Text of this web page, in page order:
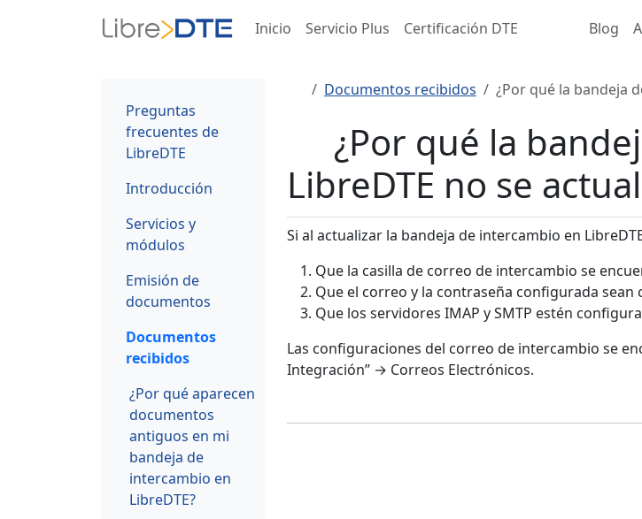
Inicio Servicio Plus Certificación DTE Blog
Preguntas
frecuentes de
LibreDTE
Introducción
Servicios y
módulos
Emisión de
documentos
Documentos
recibidos
¿Por qué aparecen
documentos
antiguos en mi
bandeja de
intercambio en
LibreDTE?
Documentos recibidos ¿Por qué la bandeja
¿Por qué la
LibreDTE no se
Si al actualizar la bandeja de intercambio en
Que la casilla de correo de intercambio se
Que el correo y la contraseña configurada sean
Que los servidores IMAP y SMTP estén
Las configuraciones del correo de intercambio se
Integración” → Correos Electrónicos.